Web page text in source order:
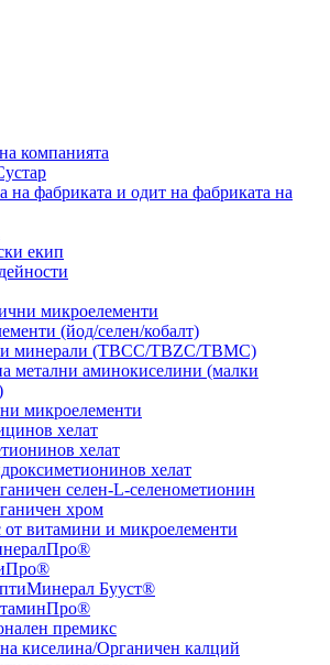
компанията
на фабриката и одит на фабриката на
екип
микроелементи
(йод/селен/кобалт)
минерали (TBCC/TBZC/TBMC)
метални аминокиселини (малки
микроелементи
хелат
хелат
хелат
селен-L-селенометионин
хром
витамини и микроелементи
Бууст®
премикс
киселина/Органичен калций